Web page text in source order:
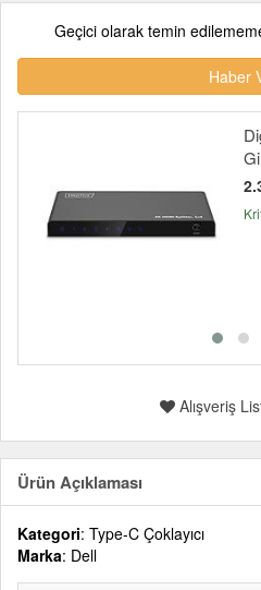
Geçici olarak temin
Haber
Alışveriş
Ürün Açıklaması
Kategori: Type-C Çoklayıcı
Marka: Dell